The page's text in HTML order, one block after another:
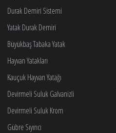
Durak Demiri Sistemi
Yatak Durak Demiri
Büyükbaş Tabaka Yatak
Hayvan Yatakları
Kauçuk Hayvan Yatağı
Devirmeli Suluk Galvanizli
Devirmeli Suluk Krom
Gübre Sıyırıcı